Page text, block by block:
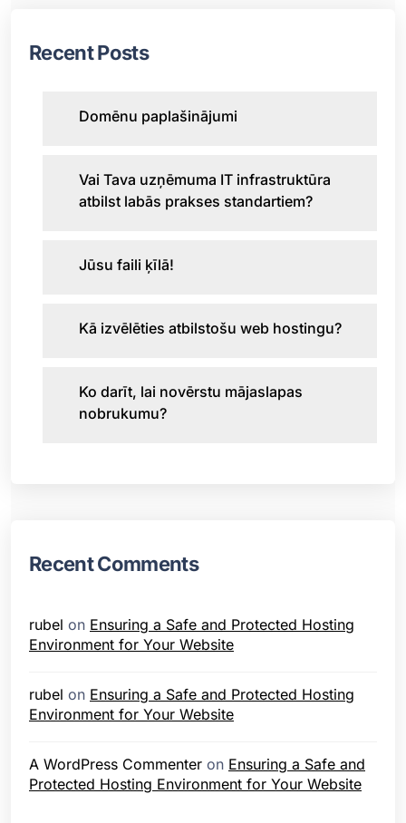
Recent Posts
Domēnu paplašinājumi
Vai Tava uzņēmuma IT infrastruktūra
atbilst labās prakses standartiem?
Jūsu faili ķīlā!
Kā izvēlēties atbilstošu web hostingu?
Ko darīt, lai novērstu mājaslapas
nobrukumu?
Recent Comments
rubel on Ensuring a Safe and Protected Hosting
Environment for Your Website
rubel on Ensuring a Safe and Protected Hosting
Environment for Your Website
A WordPress Commenter on Ensuring a Safe and
Protected Hosting Environment for Your Website